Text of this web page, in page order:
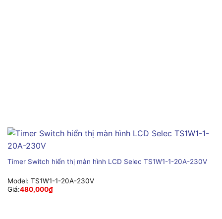
Timer Switch hiển thị màn hình LCD Selec TS1W1-1-20A-230V
Model: TS1W1-1-20A-230V
Giá:480,000₫